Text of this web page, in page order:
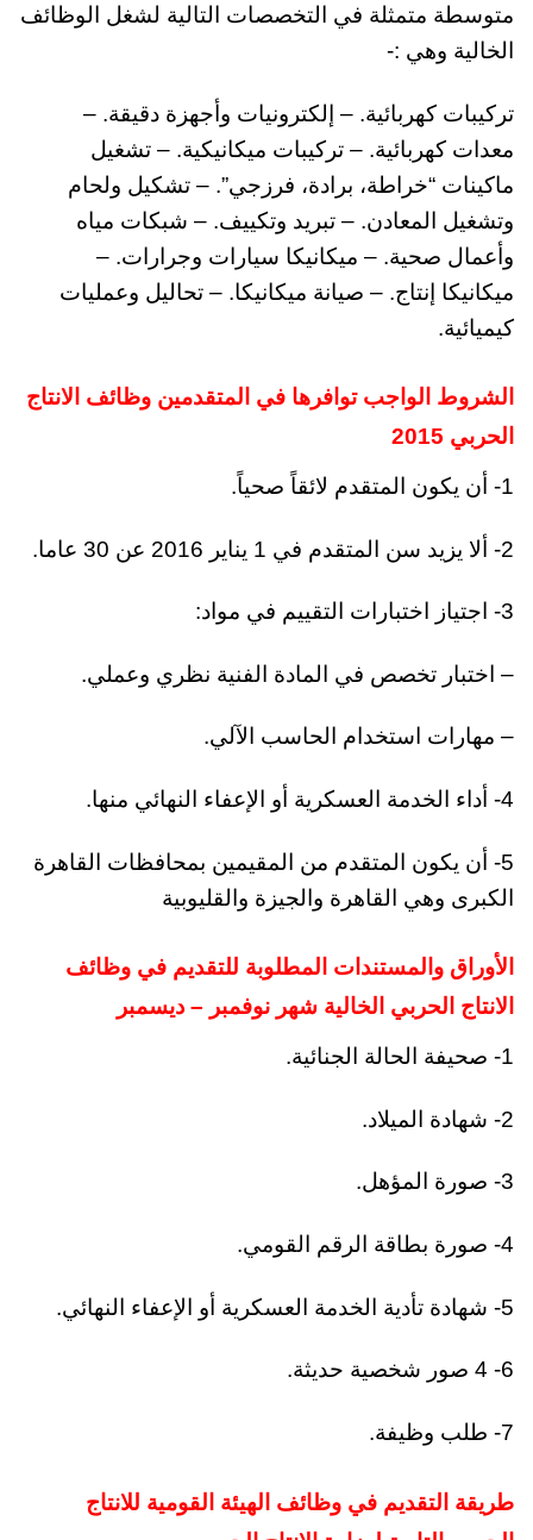
متوسطة متمثلة في التخصصات التالية لشغل الوظائف
الخالية وهي :-
تركيبات كهربائية. – إلكترونيات وأجهزة دقيقة. –
معدات كهربائية. – تركيبات ميكانيكية. – تشغيل
ماكينات “خراطة، برادة، فرزجي”. – تشكيل ولحام
وتشغيل المعادن. – تبريد وتكييف. – شبكات مياه
وأعمال صحية. – ميكانيكا سيارات وجرارات. –
ميكانيكا إنتاج. – صيانة ميكانيكا. – تحاليل وعمليات
كيميائية.
الشروط الواجب توافرها في المتقدمين وظائف الانتاج
الحربي 2015
1- أن يكون المتقدم لائقاً صحياً.
2- ألا يزيد سن المتقدم في 1 يناير 2016 عن 30 عاما.
3- اجتياز اختبارات التقييم في مواد:
– اختبار تخصص في المادة الفنية نظري وعملي.
– مهارات استخدام الحاسب الآلي.
4- أداء الخدمة العسكرية أو الإعفاء النهائي منها.
5- أن يكون المتقدم من المقيمين بمحافظات القاهرة
الكبرى وهي القاهرة والجيزة والقليوبية
الأوراق والمستندات المطلوبة للتقديم في وظائف
الانتاج الحربي الخالية شهر نوفمبر – ديسمبر
1- صحيفة الحالة الجنائية.
2- شهادة الميلاد.
3- صورة المؤهل.
4- صورة بطاقة الرقم القومي.
5- شهادة تأدية الخدمة العسكرية أو الإعفاء النهائي.
6- 4 صور شخصية حديثة.
7- طلب وظيفة.
طريقة التقديم في وظائف الهيئة القومية للانتاج